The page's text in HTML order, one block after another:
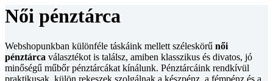
Női pénztárca
Webshopunkban különféle táskáink mellett széleskörű női
pénztárca választékot is találsz, amiben klasszikus és divatos, jó
minőségű műbőr pénztárcákat kínálunk. Pénztárcáink rendkívül
praktikusak, külön rekeszek szolgálnak a készpénz, a fémpénz és a